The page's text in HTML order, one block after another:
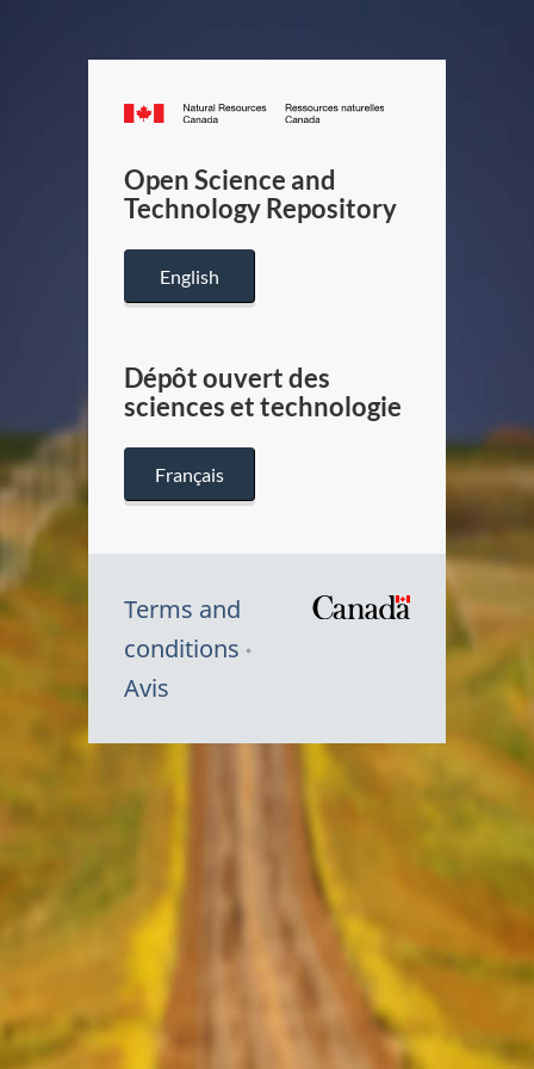
Canada.ca
/
Canada
Open Science and
Technology Repository
English
Dépôt ouvert des
sciences et technologie
Français
Terms and
conditions
Avis
Symbole
Canada